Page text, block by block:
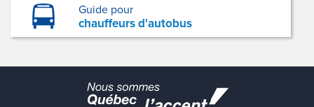
Guide pour
chauffeurs d'autobus